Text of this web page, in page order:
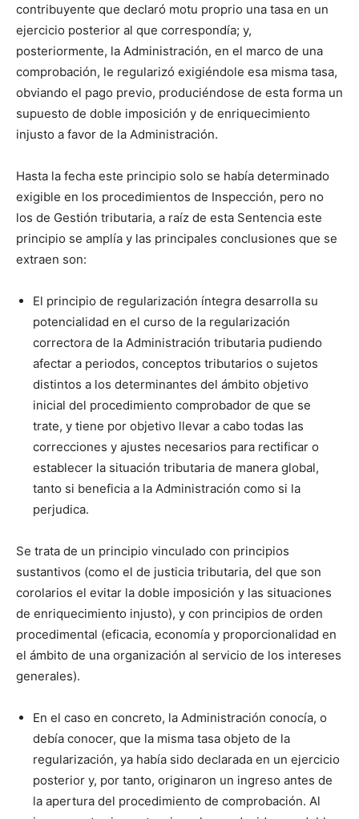
contribuyente que declaró motu proprio una tasa en un
ejercicio posterior al que correspondía; y,
posteriormente, la Administración, en el marco de una
comprobación, le regularizó exigiéndole esa misma tasa,
obviando el pago previo, produciéndose de esta forma un
supuesto de doble imposición y de enriquecimiento
injusto a favor de la Administración.
Hasta la fecha este principio solo se había determinado
exigible en los procedimientos de Inspección, pero no
los de Gestión tributaria, a raíz de esta Sentencia este
principio se amplía y las principales conclusiones que se
extraen son:
El principio de regularización íntegra desarrolla su
potencialidad en el curso de la regularización
correctora de la Administración tributaria pudiendo
afectar a periodos, conceptos tributarios o sujetos
distintos a los determinantes del ámbito objetivo
inicial del procedimiento comprobador de que se
trate, y tiene por objetivo llevar a cabo todas las
correcciones y ajustes necesarios para rectificar o
establecer la situación tributaria de manera global,
tanto si beneficia a la Administración como si la
perjudica.
Se trata de un principio vinculado con principios
sustantivos (como el de justicia tributaria, del que son
corolarios el evitar la doble imposición y las situaciones
de enriquecimiento injusto), y con principios de orden
procedimental (eficacia, economía y proporcionalidad en
el ámbito de una organización al servicio de los intereses
generales).
En el caso en concreto, la Administración conocía, o
debía conocer, que la misma tasa objeto de la
regularización, ya había sido declarada en un ejercicio
posterior y, por tanto, originaron un ingreso antes de
la apertura del procedimiento de comprobación. Al